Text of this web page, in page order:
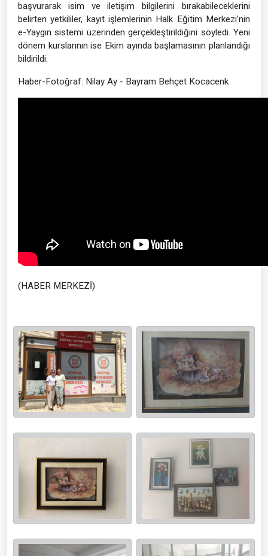
başvurarak isim ve iletişim bilgilerini bırakabileceklerini
belirten yetkililer, kayıt işlemlerinin Halk Eğitim Merkezi'nin
e-Yaygın sistemi üzerinden gerçekleştirildiğini söyledi. Yeni
dönem kurslarının ise Ekim ayında başlamasının planlandığı
bildirildi.
Haber-Fotoğraf: Nilay Ay - Bayram Behçet Kocacenk
(HABER MERKEZİ)